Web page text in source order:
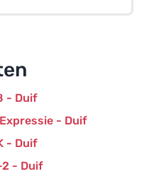
- Duif
- Duif
- Duif
2 - Duif